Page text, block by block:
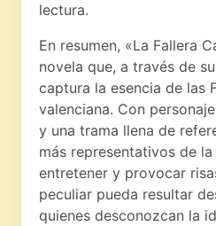
lectura.
En resumen, «La Fallera
novela que, a través de
captura la esencia de las
valenciana. Con
y una trama llena de
más representativos de
entretener y provocar
peculiar pueda resultar
quienes desconozcan la